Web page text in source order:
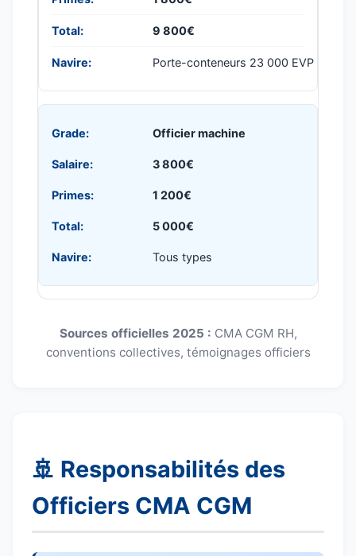
9 800€
Porte-conteneurs 23 000 EVP
Officier machine
3 800€
1 200€
5 000€
Tous types
Sources officielles 2025 : CMA CGM RH,
conventions collectives, témoignages officiers
🚢 Responsabilités des
Officiers CMA CGM